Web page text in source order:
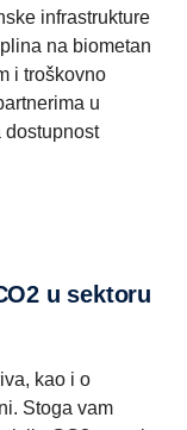
infrastrukture
na biometan
i troškovno
u
dostupnost
kao i o
Stoga vam